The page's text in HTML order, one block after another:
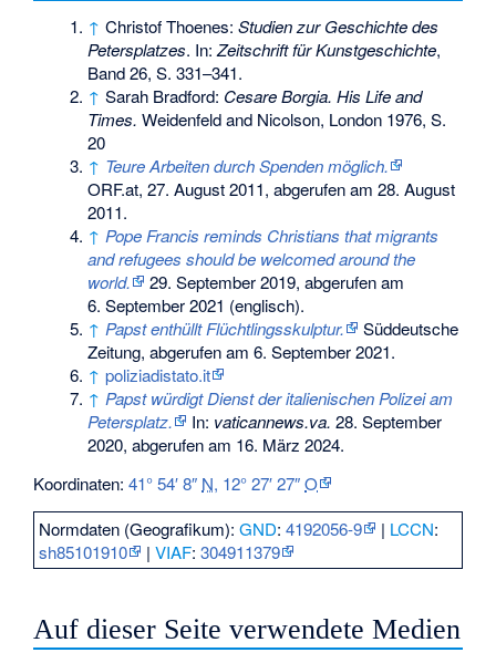
↑ Christof Thoenes:Studien zur Geschichte des
Petersplatzes. In:Zeitschrift für Kunstgeschichte,
Band 26, S. 331–341.
↑ Sarah Bradford: Cesare Borgia. His Life and
Times. Weidenfeld and Nicolson, London 1976, S.
20
↑ Teure Arbeiten durch Spenden möglich.
ORF.at, 27. August 2011, abgerufen am 28. August
2011.
↑ Pope Francis reminds Christians that migrants
and refugees should be welcomed around the
world.
29. September 2019, abgerufen am
6. September 2021 (englisch).
↑ Papst enthüllt Flüchtlingsskulptur.
Süddeutsche
Zeitung, abgerufen am 6. September 2021.
↑ poliziadistato.it
↑ Papst würdigt Dienst der italienischen Polizei am
Petersplatz.
In: vaticannews.va. 28. September
2020, abgerufen am 16. März 2024.
Koordinaten:41° 54′ 8″ N, 12° 27′ 27″O
Normdaten (Geografikum):GND:4192056-9 | LCCN:
sh85101910
|VIAF:304911379
Auf dieser Seite verwendete Medien